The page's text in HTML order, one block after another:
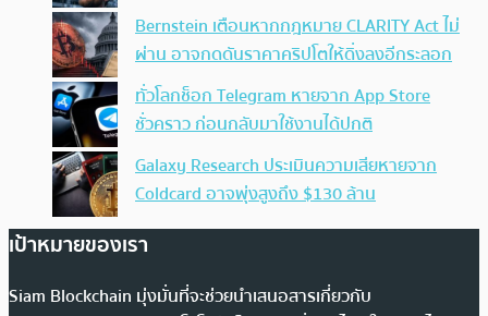
Bernstein เตือนหากกฎหมาย CLARITY Act ไม่
ผ่าน อาจกดดันราคาคริปโตให้ดิ่งลงอีกระลอก
ทั่วโลกช็อก Telegram หายจาก App Store
ชั่วคราว ก่อนกลับมาใช้งานได้ปกติ
Galaxy Research ประเมินความเสียหายจาก
Coldcard อาจพุ่งสูงถึง $130 ล้าน
เป้าหมายของเรา
Siam Blockchain มุ่งมั่นที่จะช่วยนำเสนอสารเกี่ยวกับ